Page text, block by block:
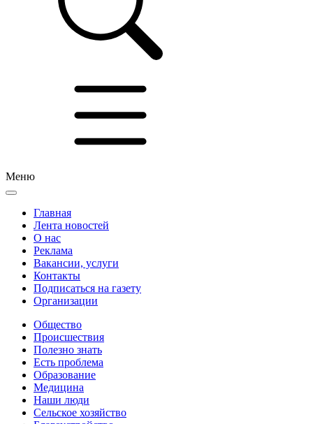
Меню
Главная
Лента новостей
О нас
Реклама
Вакансии, услуги
Контакты
Подписаться на газету
Организации
Общество
Происшествия
Полезно знать
Есть проблема
Образование
Медицина
Наши люди
Сельское хозяйство